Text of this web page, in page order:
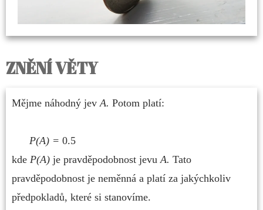
ZNĚNÍ VĚTY
Mějme náhodný jev A. Potom platí:
P(A) = 0.5
kde P(A) je pravděpodobnost jevu A. Tato
pravděpodobnost je neměnná a platí za jakýchkoliv
předpokladů, které si stanovíme.